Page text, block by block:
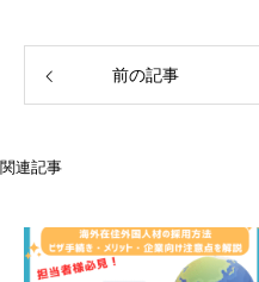
前の記事
関連記事